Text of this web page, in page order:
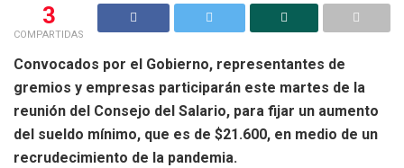
3
COMPARTIDAS
Convocados por el Gobierno, representantes de
gremios y empresas participarán este martes de la
reunión del Consejo del Salario, para fijar un aumento
del sueldo mínimo, que es de $21.600, en medio de un
recrudecimiento de la pandemia.